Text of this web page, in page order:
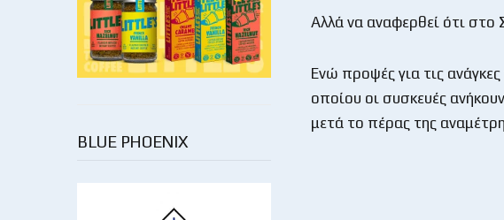
BLUE PHOENIX
Αλλά να αναφερθεί ότι στο
Ενώ προψές για τις
οποίου οι συσκευές
μετά το πέρας της